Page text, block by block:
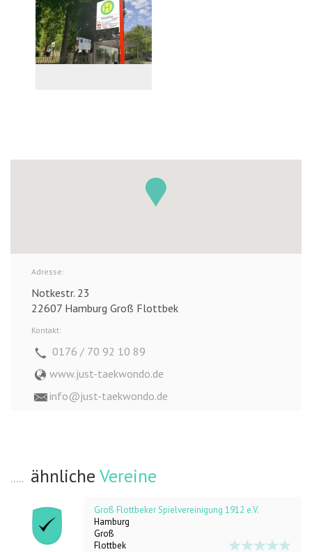
Adresse:
Notkestr. 23
22607 Hamburg Groß Flottbek
Kontakt:
0176 / 70 92 10 89
www.just-taekwondo.de
info@just-taekwondo.de
ähnliche Vereine
Groß Flottbeker Spielvereinigung 1912 e.V.
Hamburg
Groß
Flottbek